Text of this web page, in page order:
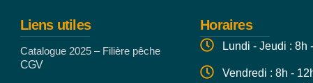
Liens utiles
Catalogue 2025 – Filière pêche
CGV
Horaires
Lundi - Jeudi : 8h
Vendredi : 8h -